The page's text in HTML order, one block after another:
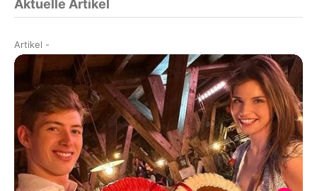
Aktuelle Artikel
Artikel -